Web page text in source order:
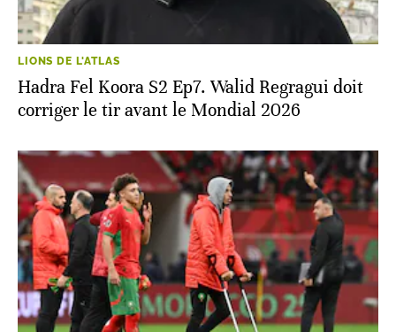
LIONS DE L'ATLAS
Hadra Fel Koora S2 Ep7. Walid Regragui doit
corriger le tir avant le Mondial 2026